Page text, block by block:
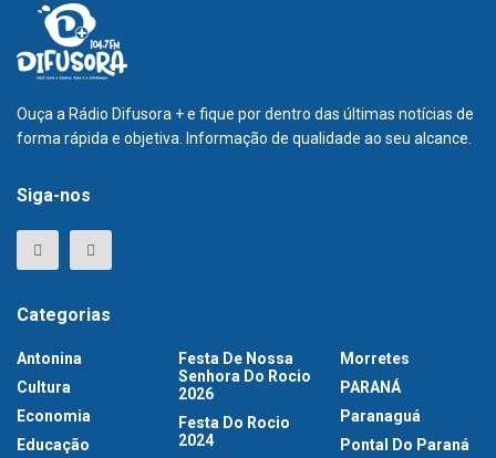
Ouça a Rádio Difusora + e fique por dentro das últimas notícias de
forma rápida e objetiva. Informação de qualidade ao seu alcance.
Siga-nos
Categorias
Antonina
Cultura
Economia
Educação
Festa De Nossa
Senhora Do Rocio
2026
Festa Do Rocio
2024
Morretes
PARANÁ
Paranaguá
Pontal Do Paraná